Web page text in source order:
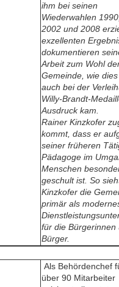
ihm bei seinen
Wiederwahlen
2002 und 2008
exzellenten
dokumentieren
Arbeit zum Wohl
Gemeinde, wie
auch bei der
Willy-Brandt-
Ausdruck kam.
Rainer Kinzkofer
kommt, dass er
seiner früheren
Pädagoge im
Menschen
geschult ist. So
Kinzkofer die
primär als
für die Bürgerinnen
Bürger.
Als Behördenchef
über 90 Mitarbeiter